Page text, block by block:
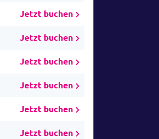
Jetzt buchen
Jetzt buchen
Jetzt buchen
Jetzt buchen
Jetzt buchen
Jetzt buchen